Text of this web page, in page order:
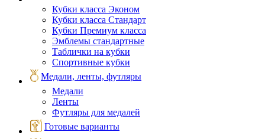
Кубки класса Эконом
Кубки класса Стандарт
Кубки Премиум класса
Эмблемы стандартные
Таблички на кубки
Спортивные кубки
Медали, ленты, футляры
Медали
Ленты
Футляры для медалей
Готовые варианты